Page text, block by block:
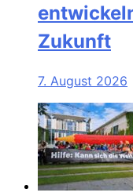
Zukunft
7. August 2026